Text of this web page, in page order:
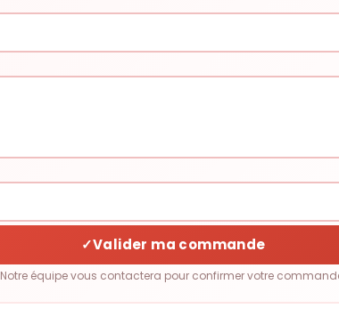
✓Valider ma commande
Notre équipe vous contactera pour confirmer votre